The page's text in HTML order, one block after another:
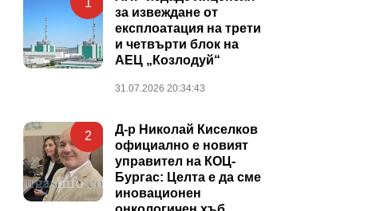
1
за извеждане от
експлоатация на трети
и четвърти блок на
АЕЦ „Козлодуй“
31.07.2026 20:34:43
2
Д-р Николай Киселков
официално е новият
управител на КОЦ-
Бургас: Целта е да сме
иновационен